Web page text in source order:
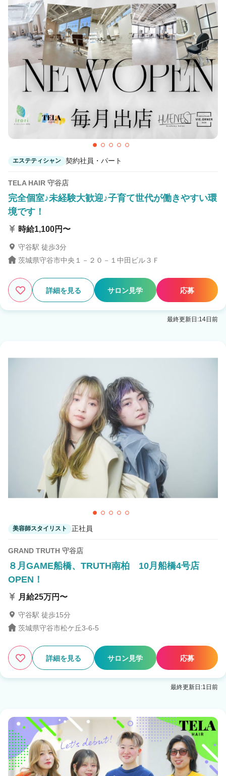
エステティシャン 契約社員・パート
TELA HAIR 守谷店
完全個室♪未経験大歓迎♪子育て世代が働きやすい環
境です！
時給1,100円〜
守谷駅 徒歩3分
茨城県守谷市中央１－２０－１中田ビル３Ｆ
詳細を見る サロン見学 応募
最終更新日:14日前
美容師スタイリスト 正社員
GRAND TRUTH 守谷店
８月GAME船橋、TRUTH南柏 10月船橋4号店
OPEN！
月給25万円〜
守谷駅 徒歩15分
茨城県守谷市松ケ丘3-6-5
詳細を見る サロン見学 応募
最終更新日:1日前